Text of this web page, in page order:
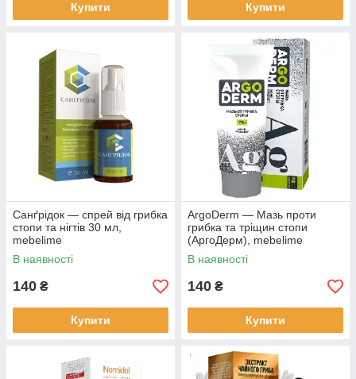
Купити Купити
Санґрідок — спрей від грибка
стопи та нігтів 30 мл,
mebelime
В наявності
140 ₴
Купити
ArgoDerm — Мазь проти
грибка та тріщин стопи
(АргоДерм), mebelime
В наявності
140 ₴
Купити